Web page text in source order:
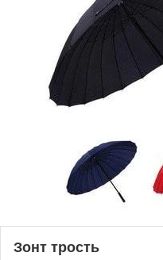
Зонт трость